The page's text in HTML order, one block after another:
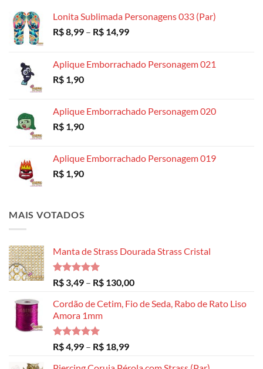
R$ 18,99
Lonita Sublimada Personagens 033 (Par)
R$8,99 – R$ 14,99Faixa
R$ 8,99
Aplique Emborrachado Personagem 021
R$ 1,90
Aplique Emborrachado Personagem 020
R$ 1,90
Aplique Emborrachado Personagem 019
R$ 1,90
MAIS VOTADOS
Manta de Strass Dourada Strass Cristal
Avaliação
5.00
de 5
R$ 3,49 – R$ 130,00Faixa
preço:
Cordão de Cetim, Fio de Seda, Rabo de Rato Liso
Amora 1mm
Avaliação
5.00
de 5
R$4,99 – R$ 18,99Faixa